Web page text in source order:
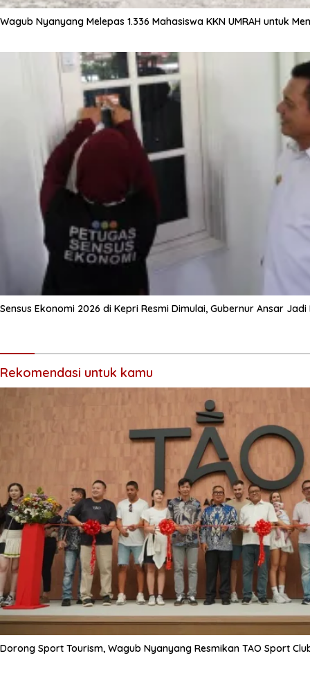
Wagub Nyanyang Melepas 1.336 Mahasiswa KKN UMRAH untuk
Sensus Ekonomi 2026 di Kepri Resmi Dimulai, Gubernur Ansar
Rekomendasi untuk kamu
Dorong Sport Tourism, Wagub Nyanyang Resmikan TAO Sport